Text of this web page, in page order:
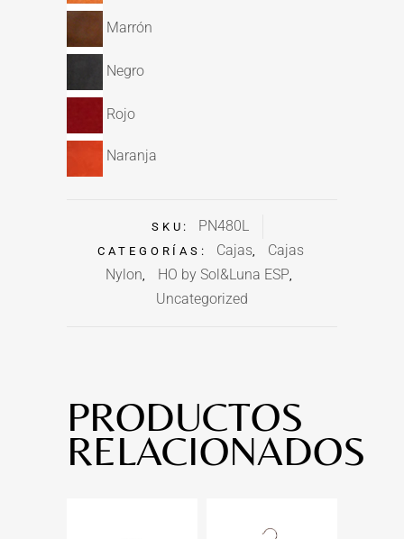
Marrón
Negro
Rojo
Naranja
SKU: PN480L
CATEGORÍAS: Cajas,
Cajas
Nylon, HO by Sol&Luna ESP,
Uncategorized
PRODUCTOS
RELACIONADOS